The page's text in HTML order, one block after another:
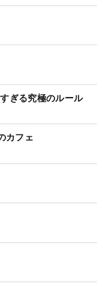
ぎる究極のルール
カフェ